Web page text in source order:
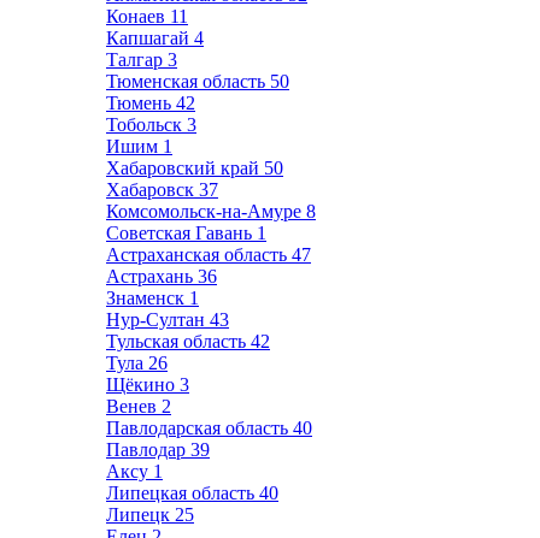
Конаев 11
Капшагай 4
Талгар 3
Тюменская область 50
Тюмень 42
Тобольск 3
Ишим 1
Хабаровский край 50
Хабаровск 37
Комсомольск-на-Амуре 8
Советская Гавань 1
Астраханская область 47
Астрахань 36
Знаменск 1
Нур-Султан 43
Тульская область 42
Тула 26
Щёкино 3
Венев 2
Павлодарская область 40
Павлодар 39
Аксу 1
Липецкая область 40
Липецк 25